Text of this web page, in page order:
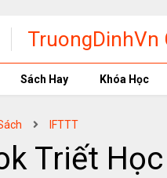
TruongDinhVn
phần mềm
Sách Hay Khóa Học
IFTTT
Triết